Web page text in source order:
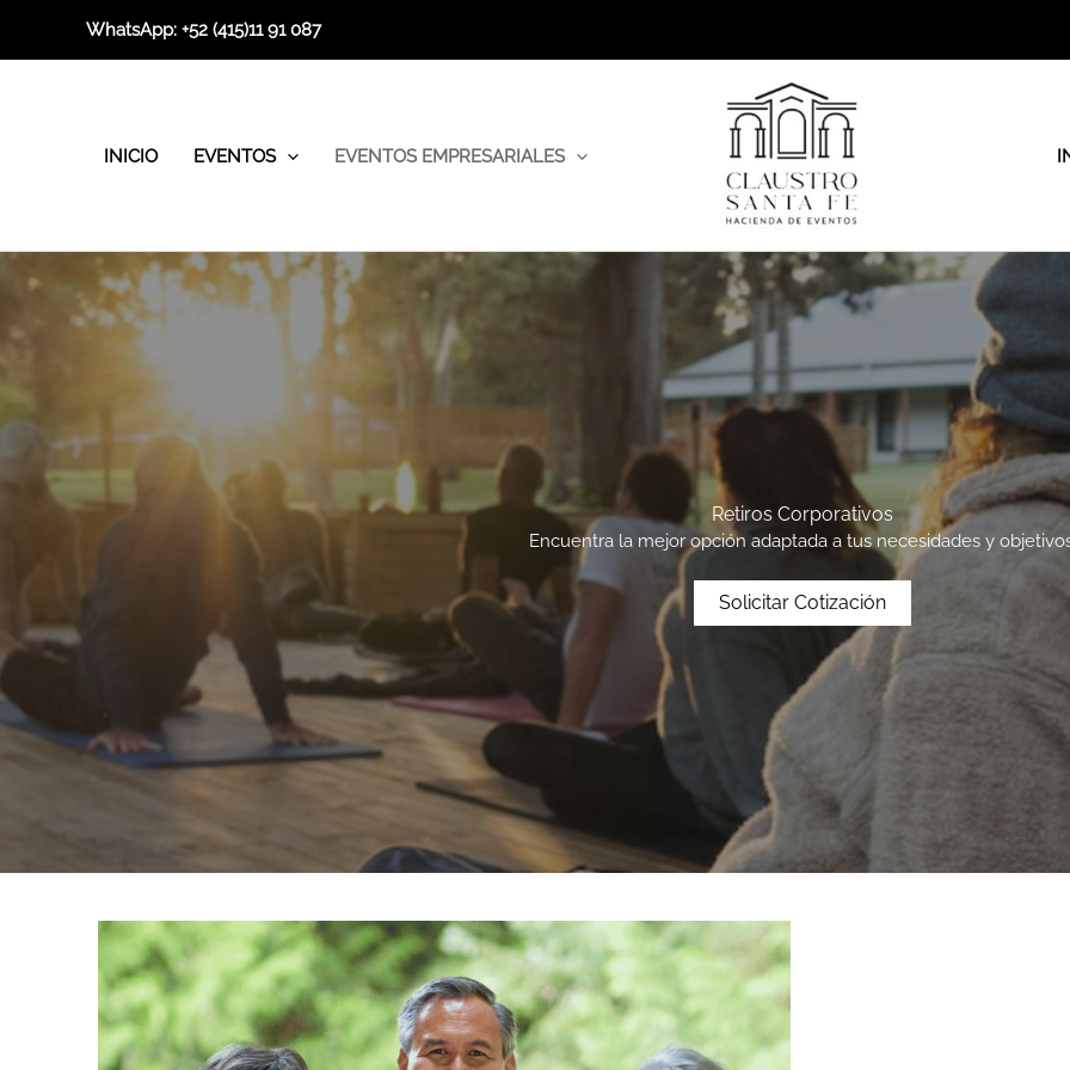
WhatsApp: +52 (415)11 91 087
INICIO EVENTOS EVENTOS EMPRESARIALES
Retiros Corporativos
Encuentra la mejor opción adaptada a tus necesidades y
Solicitar Cotización